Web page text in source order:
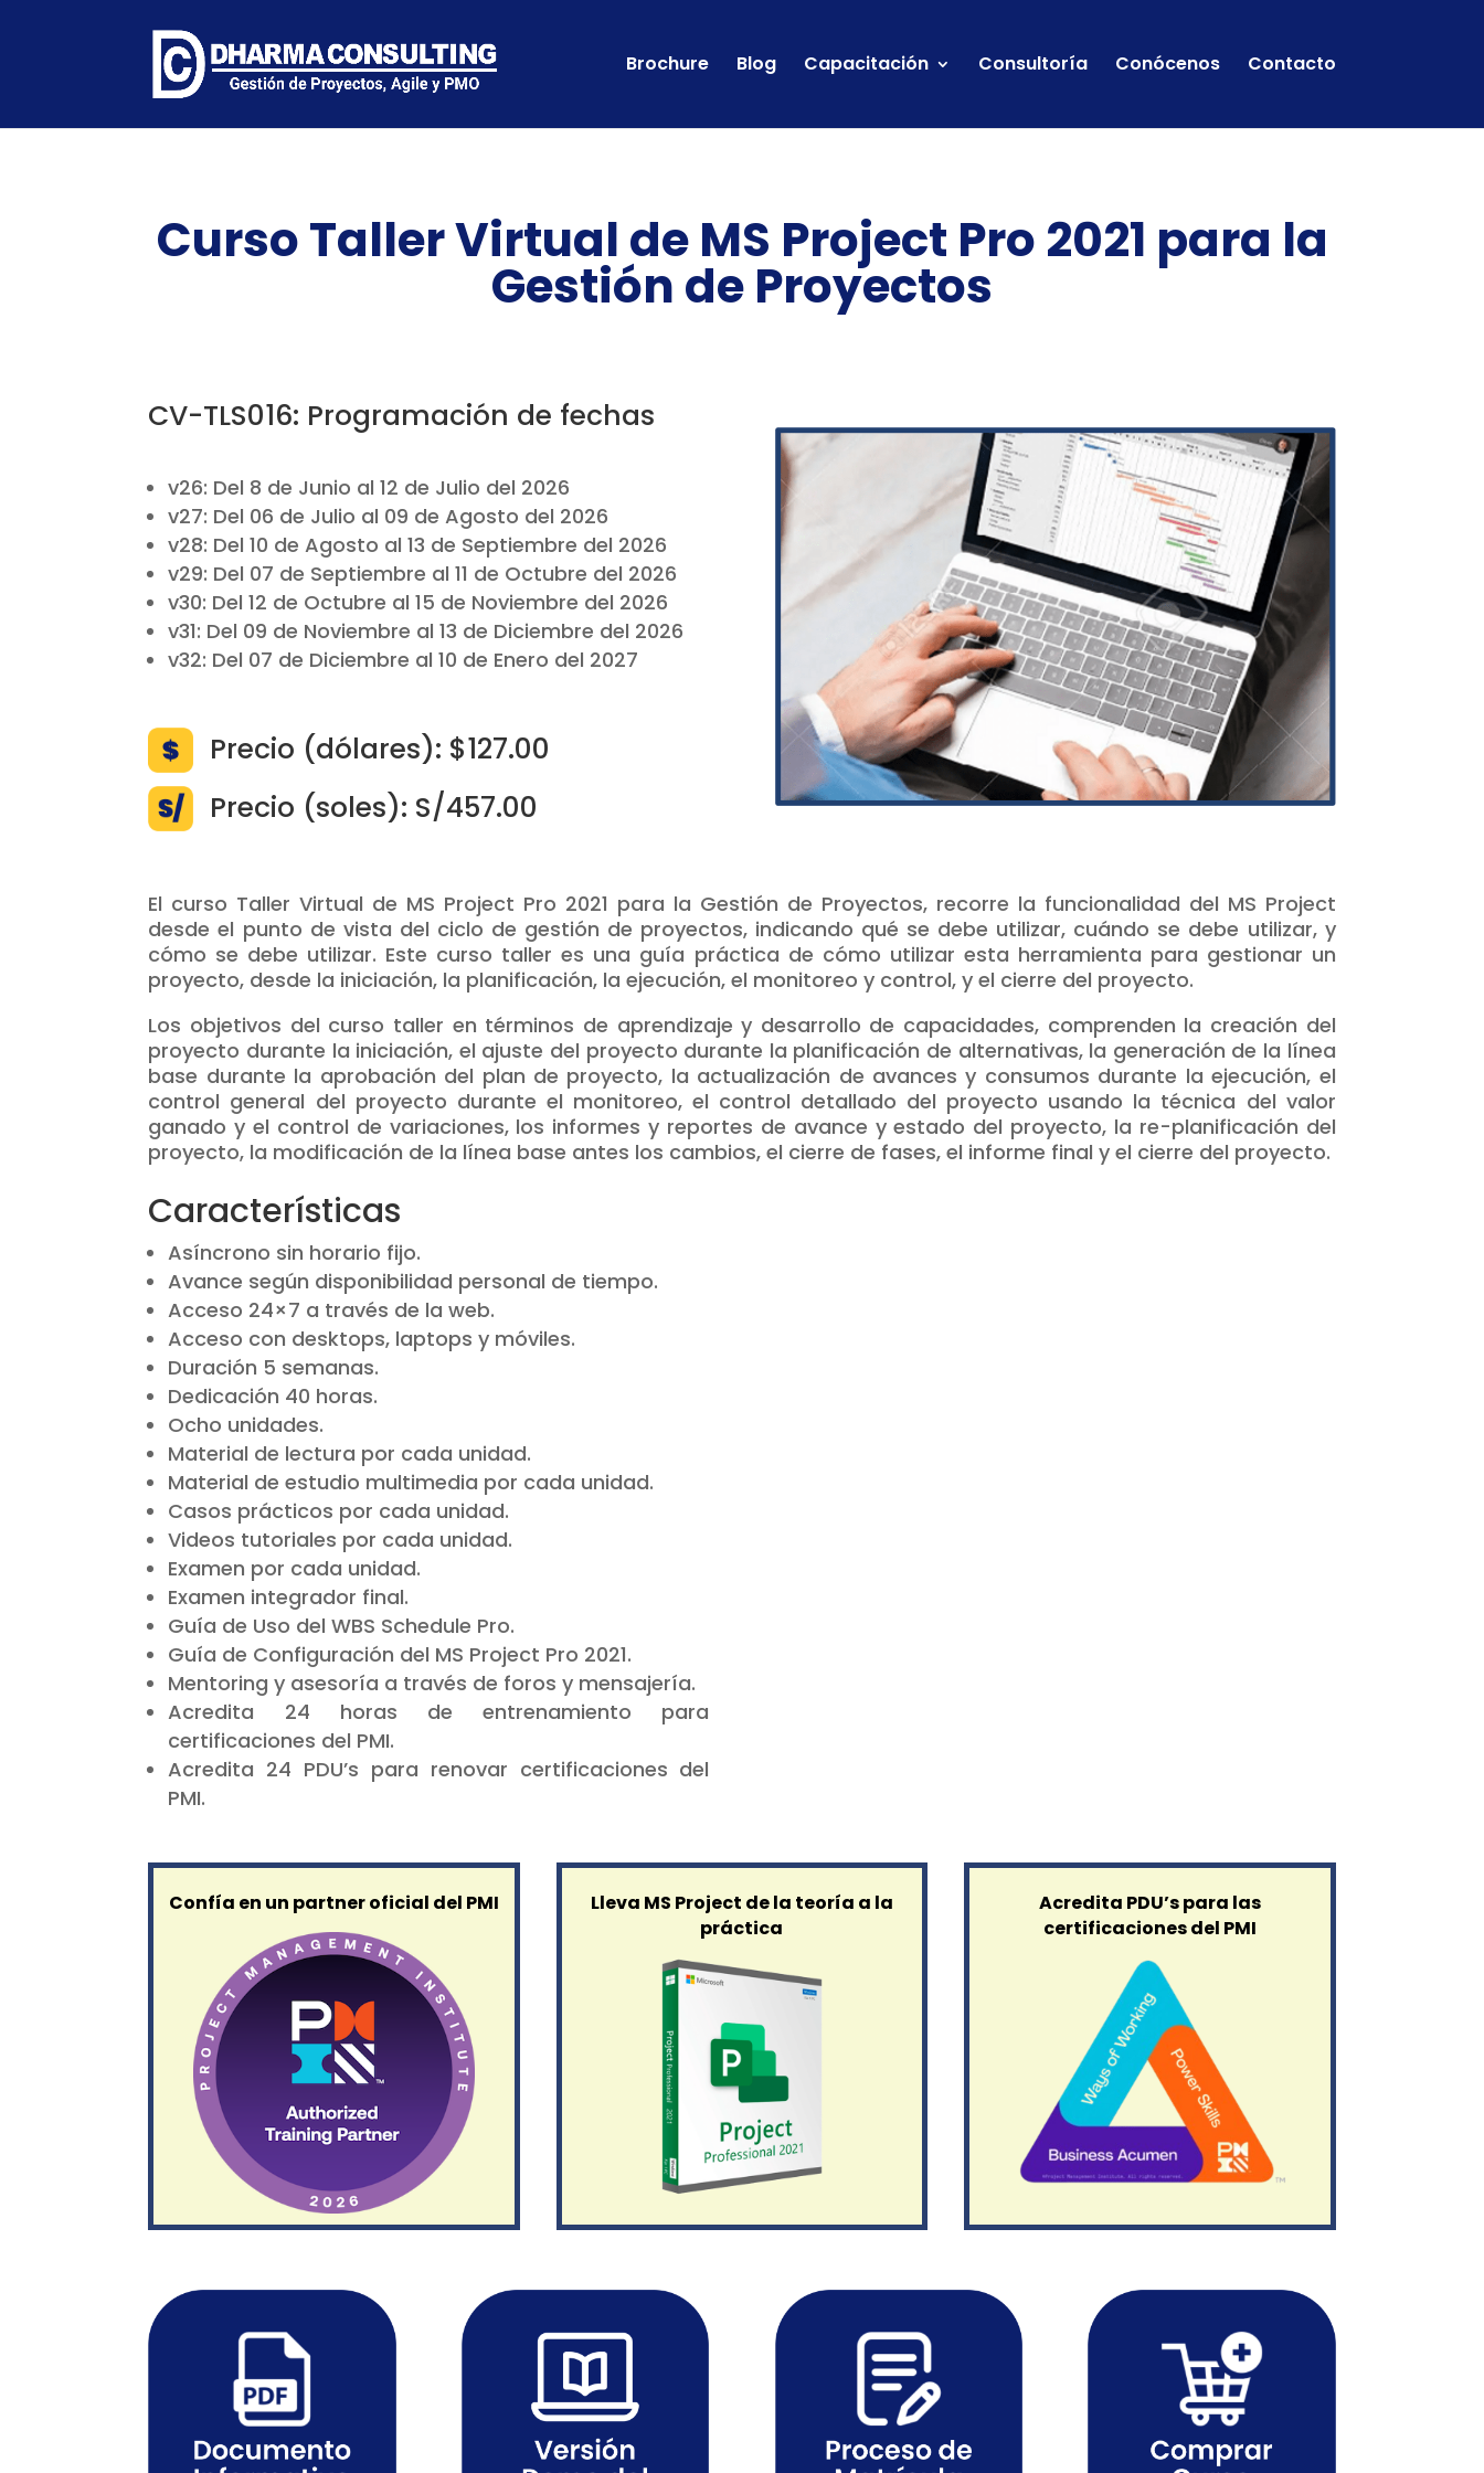
Brochure Blog Capacitación Consultoría Conócenos Contacto
Curso Taller Virtual de MS Project Pro 2021 para la
Gestión de Proyectos
CV-TLS016: Programación de fechas
v26: Del 8 de Junio al 12 de Julio del 2026
v27: Del 06 de Julio al 09 de Agosto del 2026
v28: Del 10 de Agosto al 13 de Septiembre del 2026
v29: Del 07 de Septiembre al 11 de Octubre del 2026
v30: Del 12 de Octubre al 15 de Noviembre del 2026
v31: Del 09 de Noviembre al 13 de Diciembre del 2026
v32: Del 07 de Diciembre al 10 de Enero del 2027
Precio (dólares): $127.00
Precio (soles): S/457.00
El curso Taller Virtual de MS Project Pro 2021 para la Gestión de Proyectos, recorre la funcionalidad del MS Project
desde el punto de vista del ciclo de gestión de proyectos, indicando qué se debe utilizar, cuándo se debe utilizar, y
cómo se debe utilizar. Este curso taller es una guía práctica de cómo utilizar esta herramienta para gestionar un
proyecto, desde la iniciación, la planificación, la ejecución, el monitoreo y control, y el cierre del proyecto.
Los objetivos del curso taller en términos de aprendizaje y desarrollo de capacidades, comprenden la creación del
proyecto durante la iniciación, el ajuste del proyecto durante la planificación de alternativas, la generación de la línea
base durante la aprobación del plan de proyecto, la actualización de avances y consumos durante la ejecución, el
control general del proyecto durante el monitoreo, el control detallado del proyecto usando la técnica del valor
ganado y el control de variaciones, los informes y reportes de avance y estado del proyecto, la re-planificación del
proyecto, la modificación de la línea base antes los cambios, el cierre de fases, el informe final y el cierre del proyecto.
Características
Asíncrono sin horario fijo.
Avance según disponibilidad personal de tiempo.
Acceso 24×7 a través de la web.
Acceso con desktops, laptops y móviles.
Duración 5 semanas.
Dedicación 40 horas.
Ocho unidades.
Material de lectura por cada unidad.
Material de estudio multimedia por cada unidad.
Casos prácticos por cada unidad.
Videos tutoriales por cada unidad.
Examen por cada unidad.
Examen integrador final.
Guía de Uso del WBS Schedule Pro.
Guía de Configuración del MS Project Pro 2021.
Mentoring y asesoría a través de foros y mensajería.
Acredita 24 horas de entrenamiento para
certificaciones del PMI.
Acredita 24 PDU’s para renovar certificaciones del
PMI.
Confía en un partner oficial del PMI
Lleva MS Project de la teoría a la
práctica
Acredita PDU’s para las
certificaciones del PMI